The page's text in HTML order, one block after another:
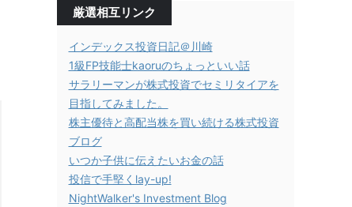
厳選相互リンク
インデックス投資日記＠川崎
1級FP技能士kaoruのちょっといい話
サラリーマンが株式投資でセミリタイアを
目指してみました。
株主優待と高配当株を買い続ける株式投資
ブログ
いつか子供に伝えたいお金の話
投信で手堅くlay-up!
NightWalker's Investment Blog